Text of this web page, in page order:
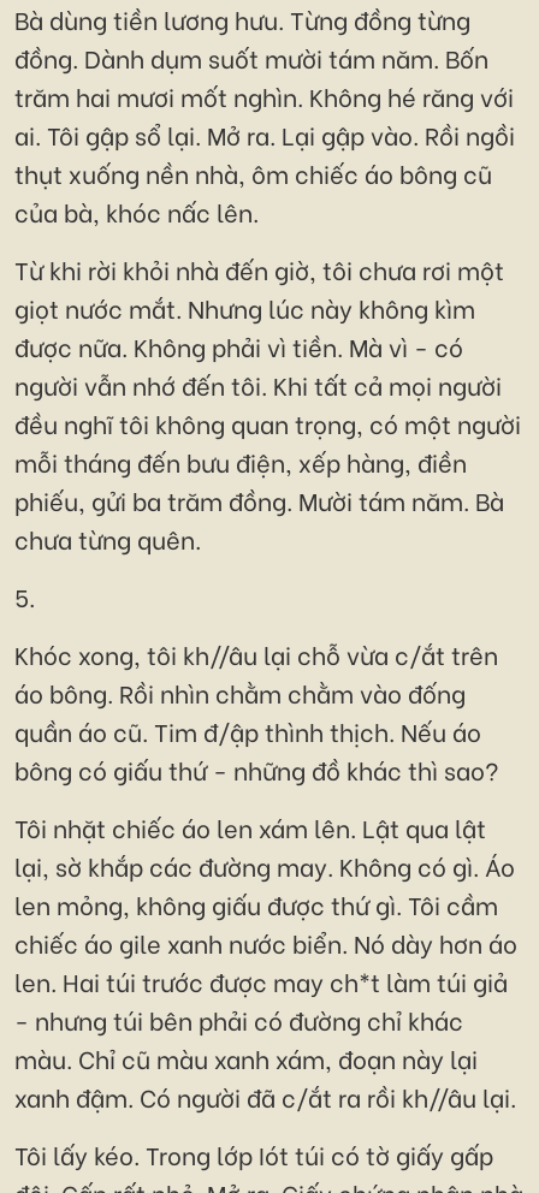
Bà dùng tiền lương hưu. Từng đồng từng
đồng. Dành dụm suốt mười tám năm. Bốn
trăm hai mươi mốt nghìn. Không hé răng với
ai. Tôi gập sổ lại. Mở ra. Lại gập vào. Rồi ngồi
thụt xuống nền nhà, ôm chiếc áo bông cũ
của bà, khóc nấc lên.
Từ khi rời khỏi nhà đến giờ, tôi chưa rơi một
giọt nước mắt. Nhưng lúc này không kìm
được nữa. Không phải vì tiền. Mà vì - có
người vẫn nhớ đến tôi. Khi tất cả mọi người
đều nghĩ tôi không quan trọng, có một người
mỗi tháng đến bưu điện, xếp hàng, điền
phiếu, gửi ba trăm đồng. Mười tám năm. Bà
chưa từng quên.
5.
Khóc xong, tôi kh//âu lại chỗ vừa c/ắt trên
áo bông. Rồi nhìn chằm chằm vào đống
quần áo cũ. Tim đ/ập thình thịch. Nếu áo
bông có giấu thứ - những đồ khác thì sao?
Tôi nhặt chiếc áo len xám lên. Lật qua lật
lại, sờ khắp các đường may. Không có gì. Áo
len mỏng, không giấu được thứ gì. Tôi cầm
chiếc áo gile xanh nước biển. Nó dày hơn áo
len. Hai túi trước được may ch*t làm túi giả
- nhưng túi bên phải có đường chỉ khác
màu. Chỉ cũ màu xanh xám, đoạn này lại
xanh đậm. Có người đã c/ắt ra rồi kh//âu lại.
Tôi lấy kéo. Trong lớp Iót túi có tờ giấy gấp